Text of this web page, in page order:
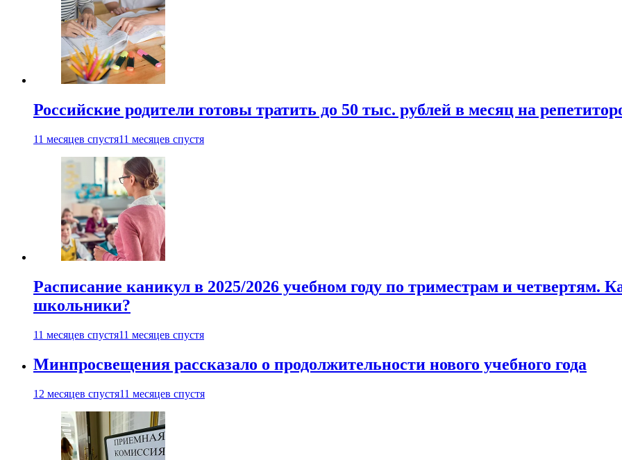
Российские родители готовы тратить до 50 тыс. рублей в месяц на
11 месяцев спустя11 месяцев спустя
Расписание каникул в 2025/2026 учебном году по триместрам и четвертям.
школьники?
11 месяцев спустя11 месяцев спустя
Минпросвещения рассказало о продолжительности нового учебного года
12 месяцев спустя11 месяцев спустя